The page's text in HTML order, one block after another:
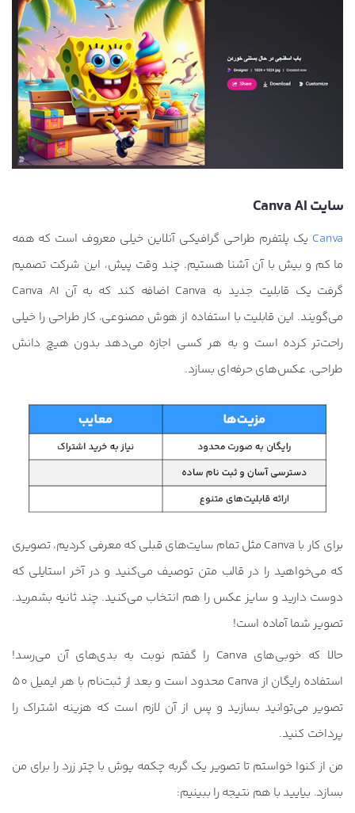
سایت Canva AI
Canva یک پلتفرم طراحی گرافیکی آنلاین خیلی معروف است که همه
ما کم و بیش با آن آشنا هستیم. چند وقت پیش، این شرکت تصمیم
گرفت یک قابلیت جدید به Canva اضافه کند که به آن Canva AI
می‌گویند. این قابلیت با استفاده از هوش مصنوعی، کار طراحی را خیلی
راحت‌تر کرده است و به هر کسی اجازه می‌دهد بدون هیچ دانش
طراحی، عکس‌های حرفه‌ای بسازد.
برای کار با Canva مثل تمام سایت‌های قبلی که معرفی کردیم، تصویری
که می‌خواهید را در قالب متن توصیف می‌کنید و در آخر استایلی که
دوست دارید و سایز عکس را هم انتخاب می‌کنید. چند ثانیه بشمرید.
تصویر شما آماده است!
حالا که خوبی‌های Canva را گفتم نوبت به بدی‌های آن می‌رسد!
استفاده رایگان از Canva محدود است و بعد از ثبت‌نام با هر ایمیل 50
تصویر می‌توانید بسازید و پس از آن لازم است که هزینه اشتراک را
پرداخت کنید.
من از کنوا خواستم تا تصویر یک گربه چکمه پوش با چتر زرد را برای من
بسازد. بیایید با هم نتیجه را ببینیم: